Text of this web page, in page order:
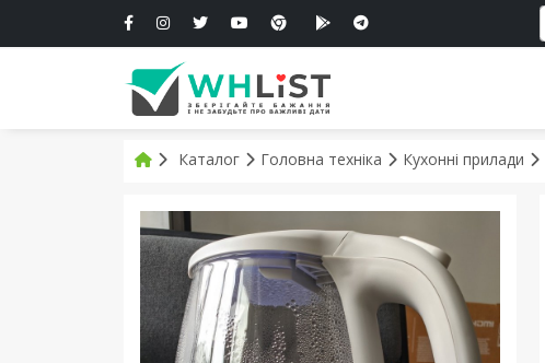
Каталог Головна техніка Кухонні прилади